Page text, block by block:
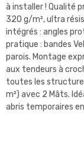
à installer ! Qualité
320 g/m², ultra
intégrés : angles
pratique : bandes
parois. Montage
aux tendeurs à
toutes les
m²) avec 2 Mâts.
abris temporaires